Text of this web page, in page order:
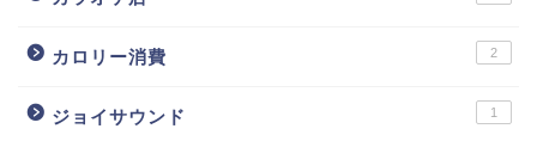
カロリー消費 2
ジョイサウンド 1